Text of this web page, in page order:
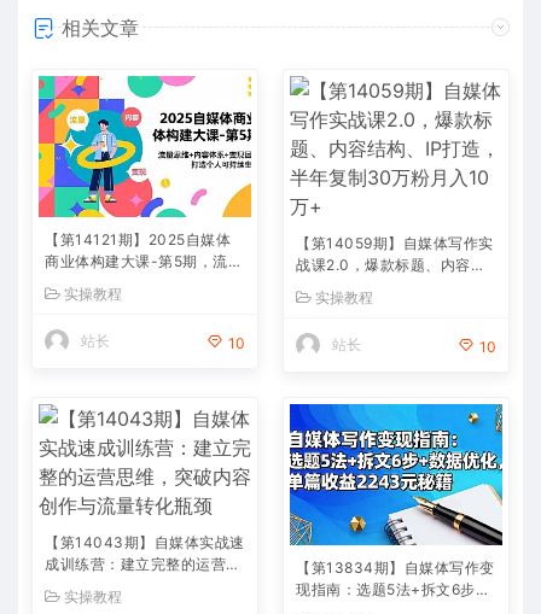
相关文章
【第14121期】2025自媒体
商业体构建大课-第5期，流量
思维+内容体系+变现闭环，
打造个人可持续生意
实操教程
站长 10
【第14059期】自媒体写作实
战课2.0，爆款标题、内容结
构、IP打造，半年复制30万
粉月入10万+
实操教程
站长 10
【第14043期】自媒体实战速
成训练营：建立完整的运营思
维，突破内容创作与流量转化
瓶颈
实操教程
【第13834期】自媒体写作变
现指南：选题5法+拆文6步